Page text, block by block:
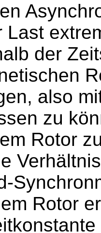
Last
der
also
zu
Rotor
Rotor